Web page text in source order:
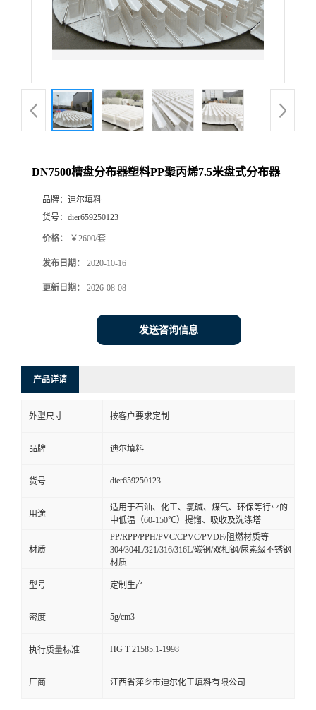
DN7500槽盘分布器塑料PP聚丙烯7.5米盘式分布器
品牌： 迪尔填料
货号： dier659250123
价格： ￥2600/套
发布日期： 2020-10-16
更新日期： 2026-08-08
发送咨询信息
产品详请
外型尺寸 按客户要求定制
品牌 迪尔填料
货号 dier659250123
用途
适用于石油、化工、氯碱、煤气、环保等行业的
中低温（60-150℃）提馏、吸收及洗涤塔
材质
PP/RPP/PPH/PVC/CPVC/PVDF/阻燃材质等
304/304L/321/316/316L/碳钢/双相钢/尿素级不锈钢
材质
型号 定制生产
密度 5g/cm3
执行质量标准 HG T 21585.1-1998
厂商 江西省萍乡市迪尔化工填料有限公司